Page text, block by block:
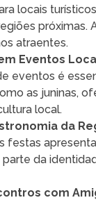
locais
próximas.
atraentes.
Eventos
eventos é
as juninas,
local.
da
festas
parte da
com